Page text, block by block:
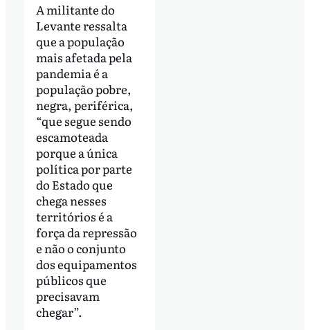
A militante do
Levante ressalta
que a população
mais afetada pela
pandemia é a
população pobre,
negra, periférica,
“que segue sendo
escamoteada
porque a única
política por parte
do Estado que
chega nesses
territórios é a
força da repressão
e não o conjunto
dos equipamentos
públicos que
precisavam
chegar”.